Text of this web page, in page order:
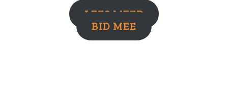
LEES MEER
BID MEE